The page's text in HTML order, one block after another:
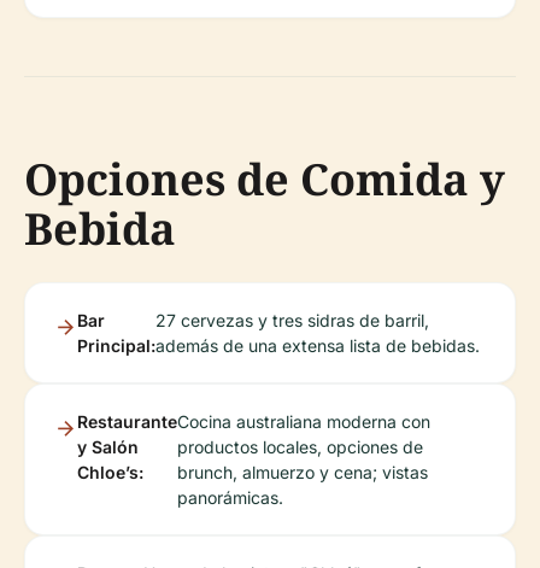
Opciones de Comida y
Bebida
Bar
Principal:
27 cervezas y tres sidras de barril,
además de una extensa lista de bebidas.
Restaurante
y Salón
Chloe’s:
Cocina australiana moderna con
productos locales, opciones de
brunch, almuerzo y cena; vistas
panorámicas.